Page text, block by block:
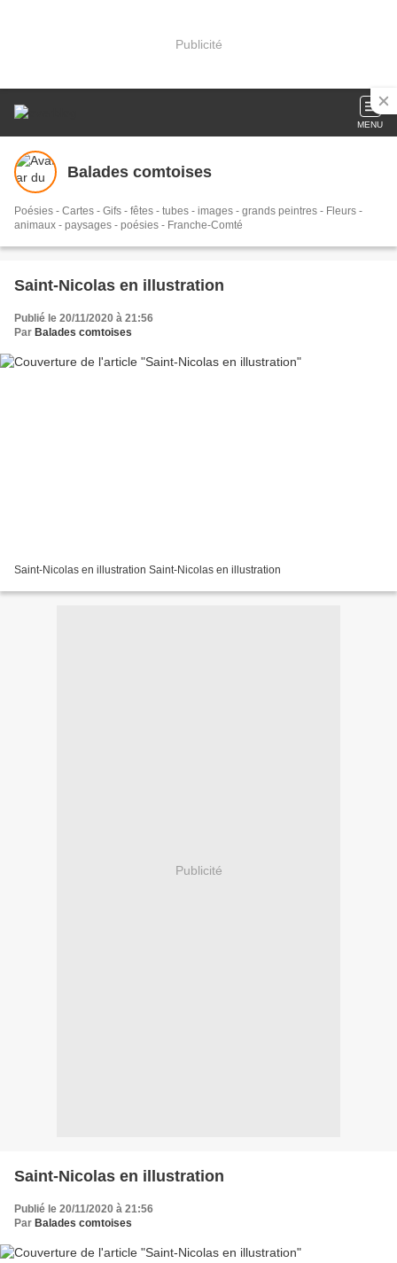
Publicité
MENU
Balades comtoises
Poésies - Cartes - Gifs - fêtes - tubes - images - grands peintres - Fleurs -
animaux - paysages - poésies - Franche-Comté
Saint-Nicolas en illustration
Publié le 20/11/2020 à 21:56
Par Balades comtoises
Saint-Nicolas en illustration Saint-Nicolas en illustration
Publicité
Saint-Nicolas en illustration
Publié le 20/11/2020 à 21:56
Par Balades comtoises